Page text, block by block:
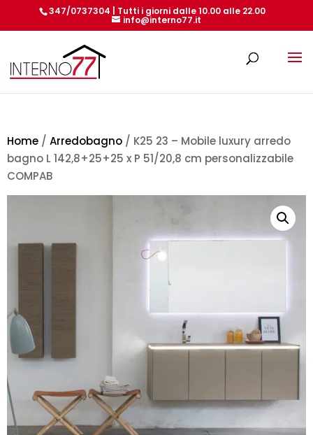
347/0737304 | Tutti i giorni dalle 10.00 alle 22.00
info@interno77.it
Home / Arredobagno / K25 23 – Mobile luxury arredo
bagno L 142,8+25+25 x P 51/20,8 cm personalizzabile
COMPAB